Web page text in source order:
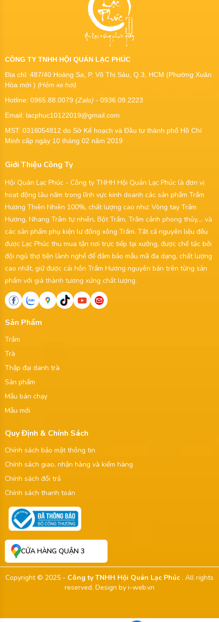
CÔNG TY TNHH HỘI QUÁN LẠC PHÚC
Địa chỉ: 487/40 Hoàng Sa, P. Võ Thị Sáu, Q.3, HCM (Phường Xuân
Hòa mới ) (Hẻm xe hơi)
Hotline: 0965.88.0079 (Zalo) - 0936.09.2223
Email: lacphuc10122019@gmail.com
MST: 0316054812 do Sở Kế hoạch và Đầu tư thành phố Hồ Chí
Minh cấp ngày 10 tháng 02 năm 2019
Giới Thiệu Công Ty
Hội Quán Lạc Phúc - Công ty TNHH Hội Quán Lạc Phúc là đơn vị
hoạt động lâu năm trong lĩnh vực kinh doanh các sản phẩm Trầm
Hương Thiên Nhiên 100%, chất lượng cao như: Vòng tay Trầm
Hương, Nhang Trầm tự nhiên, Bột Trầm, Trầm cảnh phong thủy,... và
các sản phẩm phụ kiện lư đồng xông Trầm. Tất cả nguyên liệu đều
được Lạc Phúc thu mua tận nơi trực tiếp tại xưởng, được chế tác bởi
đội ngủ thợ tiện lành nghề để đảm bảo mẫu mã đa dạng, chất lượng
cao nhất, giữ được cái hồn Trầm Hương nguyên bản trên từng sản
phẩm với giá thành tương xứng chất lượng.
Sản Phẩm
Trầm
Trà
Thập đại danh trà
Sản phẩm
Mẫu bán chạy
Mẫu mới
Quy Định & Chính Sách
Chính sách bảo mật thông tin
Chính sách giao, nhận hàng và kiểm hàng
Chính sách đổi trả
Chính sách thanh toán
CỬA HÀNG QUẬN 3
Copyright © 2025 - Công ty TNHH Hội Quán Lạc Phúc . All rights
reserved. Design by i-web.vn